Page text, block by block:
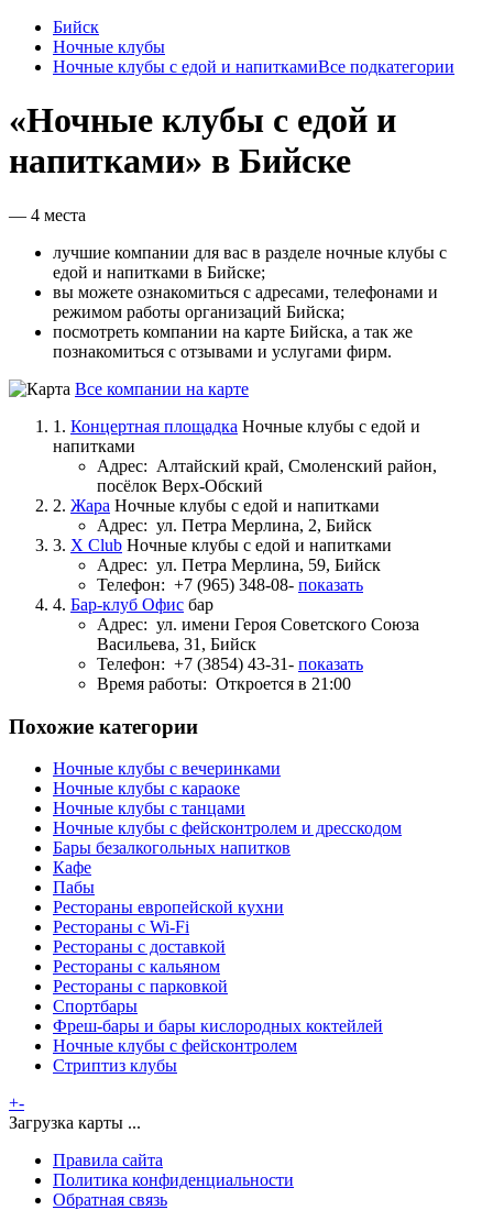
Бийск
Ночные клубы
Ночные клубы с едой и напиткамиВсе подкатегории
«Ночные клубы с едой и
напитками» в Бийске
— 4 места
лучшие компании для вас в разделе ночные клубы с
едой и напитками в Бийске;
вы можете ознакомиться с адресами, телефонами и
режимом работы организаций Бийска;
посмотреть компании на карте Бийска, а так же
познакомиться с отзывами и услугами фирм.
Все компании на карте
1. Концертная площадка Ночные клубы с едой и
напитками
Адрес: Алтайский край, Смоленский район,
посёлок Верх-Обский
2. Жара Ночные клубы с едой и напитками
Адрес: ул. Петра Мерлина, 2, Бийск
3. X Club Ночные клубы с едой и напитками
Адрес: ул. Петра Мерлина, 59, Бийск
Телефон: +7 (965) 348-08- показать
4. Бар-клуб Офис бар
Адрес: ул. имени Героя Советского Союза
Васильева, 31, Бийск
Телефон: +7 (3854) 43-31- показать
Время работы: Откроется в 21:00
Похожие категории
Ночные клубы с вечеринками
Ночные клубы с караоке
Ночные клубы с танцами
Ночные клубы с фейсконтролем и дресскодом
Бары безалкогольных напитков
Кафе
Пабы
Рестораны европейской кухни
Рестораны с Wi-Fi
Рестораны с доставкой
Рестораны с кальяном
Рестораны с парковкой
Спортбары
Фреш-бары и бары кислородных коктейлей
Ночные клубы с фейсконтролем
Стриптиз клубы
+-
Загрузка карты ...
Правила сайта
Политика конфиденциальности
Обратная связь